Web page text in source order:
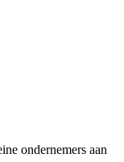
ondernemers aan